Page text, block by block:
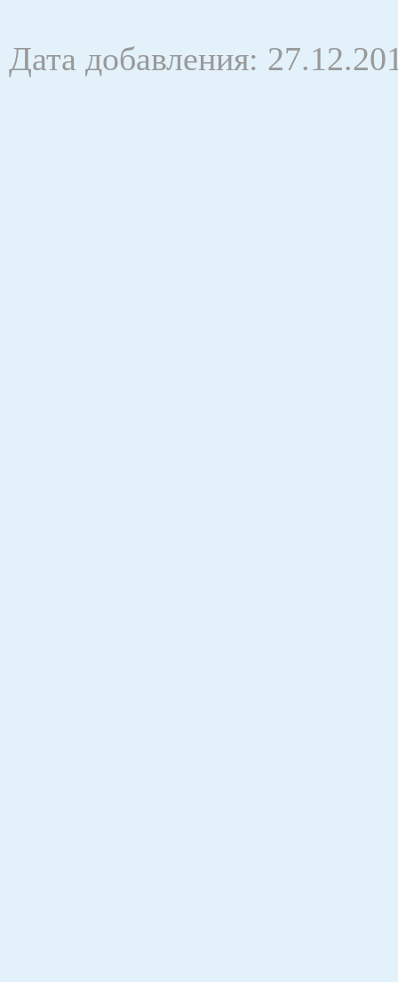
Дата добавления: